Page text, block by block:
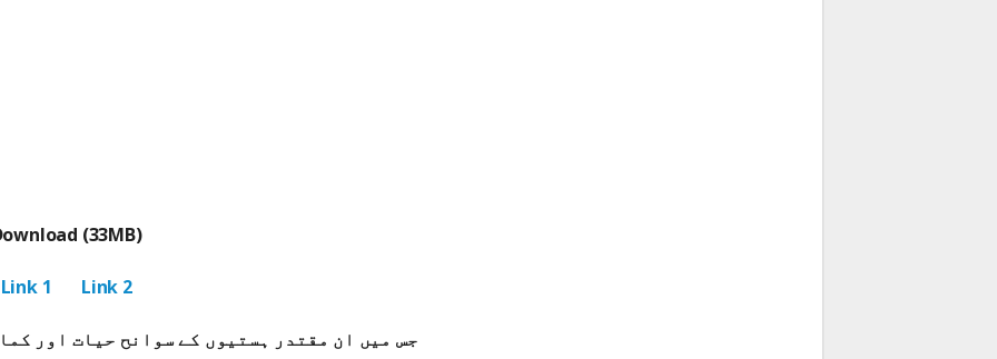
(33MB)
Link 1 Link 2
جس میں ان مقتدر ہستیوں کے سوانح حیات اور